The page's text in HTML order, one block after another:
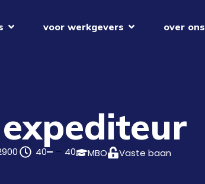
voor werkgevers over ons
40 40 MBO Vaste baan